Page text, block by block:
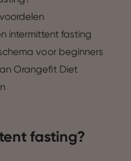
intermittent fasting
voor beginners
Orangefit Diet
fasting?